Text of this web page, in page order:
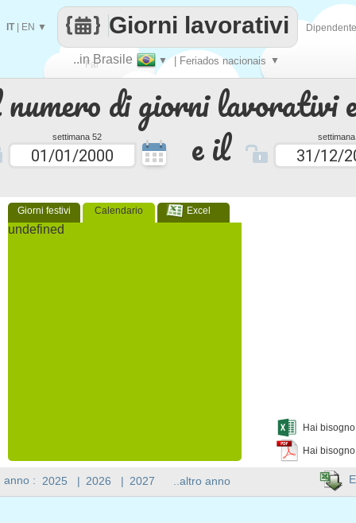
di giorni lavorativi
settimana 52 e il
Giorni festivi Calendario Excel
undefined
Hai
Hai
Fai
contare
..in Brasile ▼ | Feriados nacionais ▼
Giorni lavorativi
IT| EN ▼
anno : 2025 | 2026 | 2027 ..altro anno